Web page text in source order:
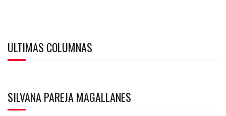
ULTIMAS COLUMNAS
SILVANA PAREJA MAGALLANES